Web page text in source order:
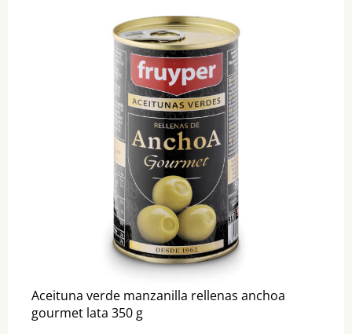
Aceituna verde manzanilla rellenas anchoa
gourmet lata 350 g